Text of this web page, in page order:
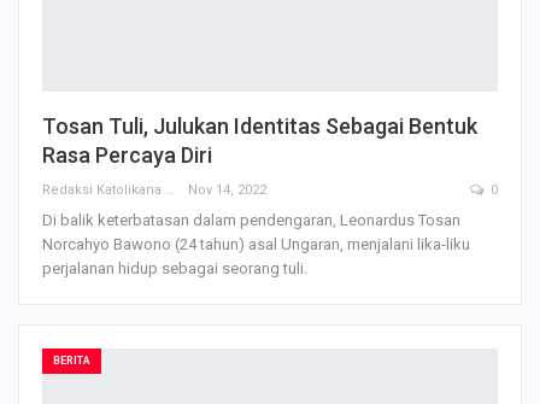
Tosan Tuli, Julukan Identitas Sebagai Bentuk
Rasa Percaya Diri
Redaksi Katolikana Nov 14, 2022 0
Di balik keterbatasan dalam pendengaran, Leonardus Tosan
Norcahyo Bawono (24 tahun) asal Ungaran, menjalani lika-liku
perjalanan hidup sebagai seorang tuli.
BERITA